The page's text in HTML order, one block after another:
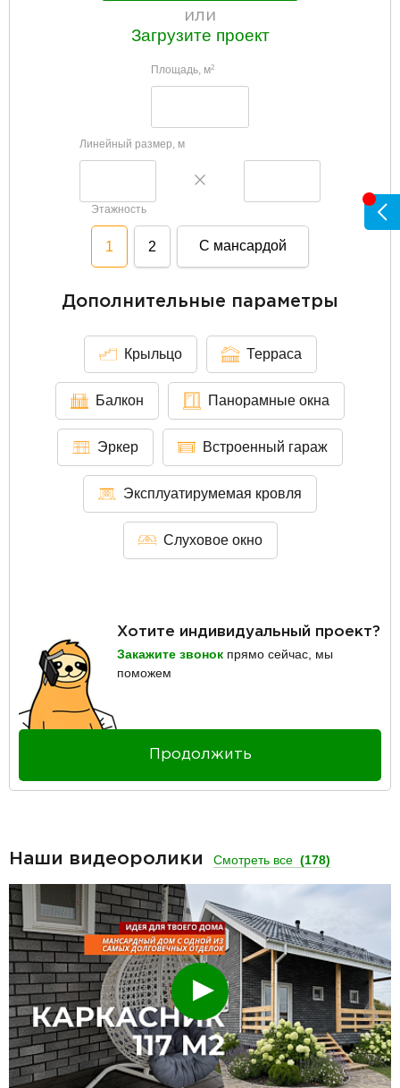
или
Загрузите проект
Площадь, м2
Линейный размер, м
Этажность
1 2 С мансардой
Дополнительные параметры
Крыльцо Терраса
Балкон Панорамные окна
Эркер Встроенный гараж
Эксплуатирумемая кровля
Слуховое окно
Хотите индивидуальный проект?
Закажите звонок прямо сейчас, мы
поможем
Продолжить
Наши видеоролики Смотреть все (178)
Смотреть